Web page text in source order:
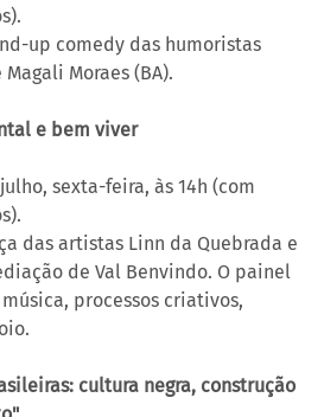
up comedy das humoristas
Moraes (BA).
e bem viver
sexta-feira, às 14h (com
das artistas Linn da Quebrada e
de Val Benvindo. O painel
processos criativos,
cultura negra, construção